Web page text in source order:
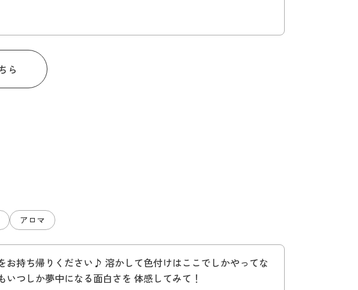
ら
アロマ
お持ち帰りください♪ 溶かして色付けはここでしかやってな
つしか夢中になる面白さを 体感してみて！